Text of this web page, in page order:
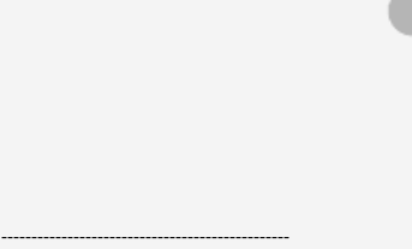
------------------------------------------------